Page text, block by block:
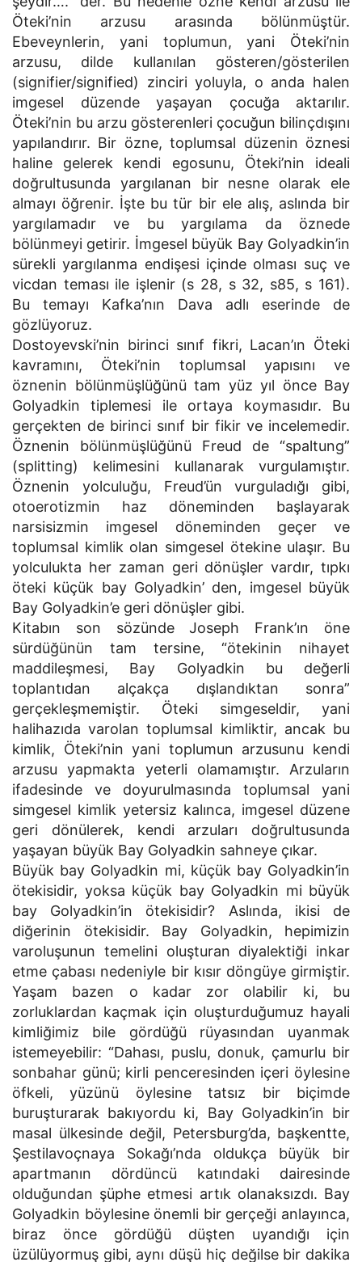
Öteki’nin arzusu arasında bölünmüştür.
Ebeveynlerin, yani toplumun, yani Öteki’nin
arzusu, dilde kullanılan gösteren/gösterilen
(signifier/signified) zinciri yoluyla, o anda halen
imgesel düzende yaşayan çocuğa aktarılır.
Öteki’nin bu arzu gösterenleri çocuğun bilinçdışını
yapılandırır. Bir özne, toplumsal düzenin öznesi
haline gelerek kendi egosunu, Öteki’nin ideali
doğrultusunda yargılanan bir nesne olarak ele
almayı öğrenir. İşte bu tür bir ele alış, aslında bir
yargılamadır ve bu yargılama da öznede
bölünmeyi getirir. İmgesel büyük Bay Golyadkin’in
sürekli yargılanma endişesi içinde olması suç ve
vicdan teması ile işlenir (s 28, s 32, s85, s 161).
Bu temayı Kafka’nın Dava adlı eserinde de
gözlüyoruz.
Dostoyevski’nin birinci sınıf fikri, Lacan’ın Öteki
kavramını, Öteki’nin toplumsal yapısını ve
öznenin bölünmüşlüğünü tam yüz yıl önce Bay
Golyadkin tiplemesi ile ortaya koymasıdır. Bu
gerçekten de birinci sınıf bir fikir ve incelemedir.
Öznenin bölünmüşlüğünü Freud de “spaltung”
(splitting) kelimesini kullanarak vurgulamıştır.
Öznenin yolculuğu, Freud’ün vurguladığı gibi,
otoerotizmin haz döneminden başlayarak
narsisizmin imgesel döneminden geçer ve
toplumsal kimlik olan simgesel ötekine ulaşır. Bu
yolculukta her zaman geri dönüşler vardır, tıpkı
öteki küçük bay Golyadkin’ den, imgesel büyük
Bay Golyadkin’e geri dönüşler gibi.
Kitabın son sözünde Joseph Frank’ın öne
sürdüğünün tam tersine, “ötekinin nihayet
maddileşmesi, Bay Golyadkin bu değerli
toplantıdan alçakça dışlandıktan sonra”
gerçekleşmemiştir. Öteki simgeseldir, yani
halihazıda varolan toplumsal kimliktir, ancak bu
kimlik, Öteki’nin yani toplumun arzusunu kendi
arzusu yapmakta yeterli olamamıştır. Arzuların
ifadesinde ve doyurulmasında toplumsal yani
simgesel kimlik yetersiz kalınca, imgesel düzene
geri dönülerek, kendi arzuları doğrultusunda
yaşayan büyük Bay Golyadkin sahneye çıkar.
Büyük bay Golyadkin mi, küçük bay Golyadkin’in
ötekisidir, yoksa küçük bay Golyadkin mi büyük
bay Golyadkin’in ötekisidir? Aslında, ikisi de
diğerinin ötekisidir. Bay Golyadkin, hepimizin
varoluşunun temelini oluşturan diyalektiği inkar
etme çabası nedeniyle bir kısır döngüye girmiştir.
Yaşam bazen o kadar zor olabilir ki, bu
zorluklardan kaçmak için oluşturduğumuz hayali
kimliğimiz bile gördüğü rüyasından uyanmak
istemeyebilir: “Dahası, puslu, donuk, çamurlu bir
sonbahar günü; kirli penceresinden içeri öylesine
öfkeli, yüzünü öylesine tatsız bir biçimde
buruşturarak bakıyordu ki, Bay Golyadkin’in bir
masal ülkesinde değil, Petersburg’da, başkentte,
Şestilavoçnaya Sokağı’nda oldukça büyük bir
apartmanın dördüncü katındaki dairesinde
olduğundan şüphe etmesi artık olanaksızdı. Bay
Golyadkin böylesine önemli bir gerçeği anlayınca,
biraz önce gördüğü düşten uyandığı için
üzülüyormuş gibi, aynı düşü hiç değilse bir dakika